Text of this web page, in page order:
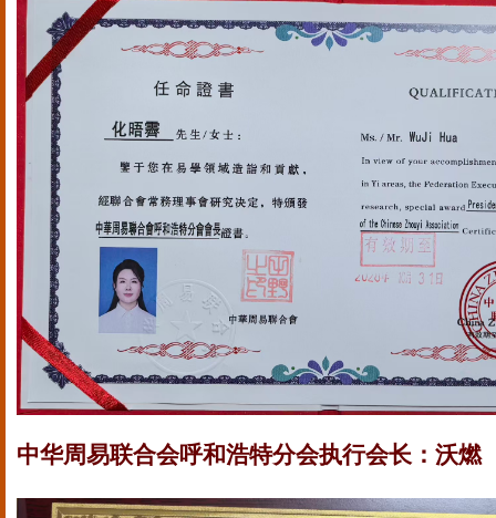
中华周易联合会呼和浩特分会执行会长：沃燃